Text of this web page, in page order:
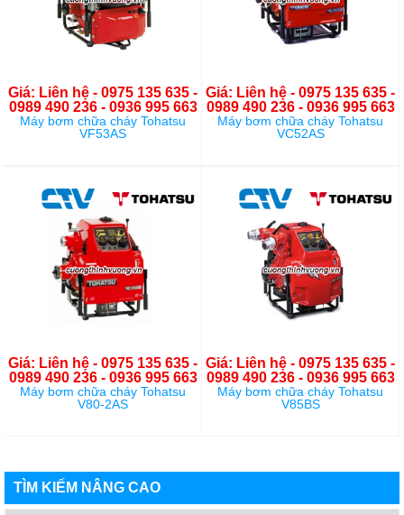
Giá: Liên hệ - 0975 135 635 -
0989 490 236 - 0936 995 663
Máy bơm chữa cháy Tohatsu
VF53AS
Giá: Liên hệ - 0975 135 635 -
0989 490 236 - 0936 995 663
Máy bơm chữa cháy Tohatsu
VC52AS
Giá: Liên hệ - 0975 135 635 -
0989 490 236 - 0936 995 663
Máy bơm chữa cháy Tohatsu
V80-2AS
Giá: Liên hệ - 0975 135 635 -
0989 490 236 - 0936 995 663
Máy bơm chữa cháy Tohatsu
V85BS
TÌM KIẾM NÂNG CAO